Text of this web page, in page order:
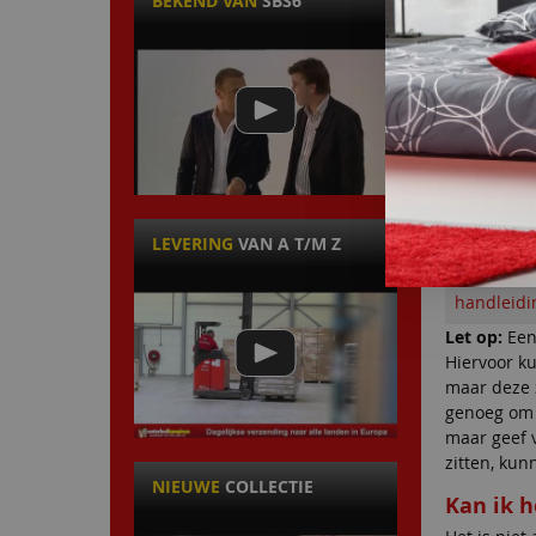
LEVERING VAN A T/M Z
NIEUWE COLLECTIE
de
8. De
te
9. Het
10. Klaar
Nadat u
Let op:
Hiervoor
maar
genoeg
maar geef
zitten,
Kan ik